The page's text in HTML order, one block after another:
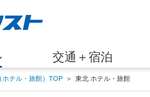
交通＋宿泊
ホテル・旅館）TOP ＞ 東北 ホテル・旅館